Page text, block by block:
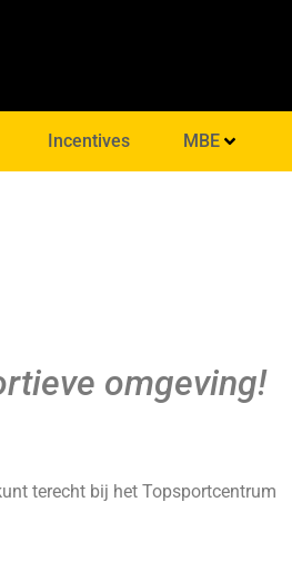
Incentives MBE
omgeving!
terecht bij het Topsportcentrum